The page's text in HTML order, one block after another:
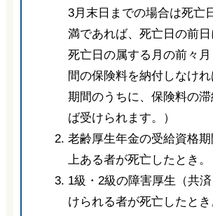
3月末日までの場合は死亡
満であれば、死亡日の前日
死亡日の属する月の前々
間の保険料を納付しなけ
期間のうちに、保険料の
ば受けられます。）
老齢厚生年金の受給資格
上ある者が死亡したとき。
1級・2級の障害厚生（共
けられる者が死亡したとき